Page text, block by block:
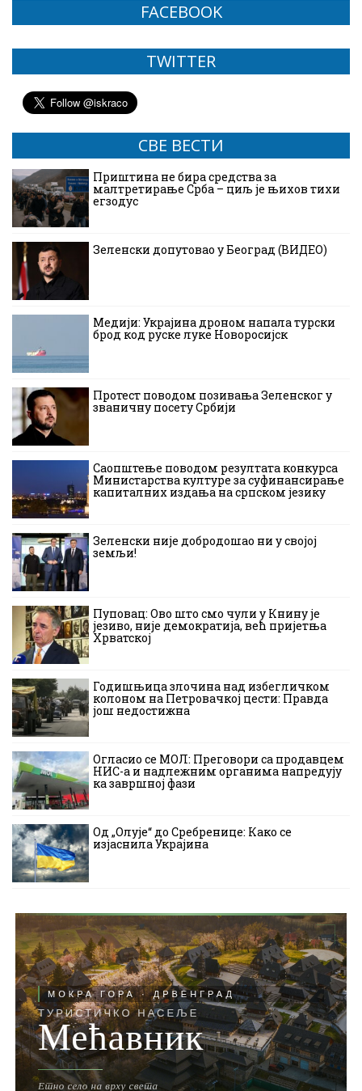
FACEBOOK
TWITTER
СВЕ ВЕСТИ
Приштина не бира средства за
малтретирање Срба – циљ је њихов тихи
егзодус
Зеленски допутовао у Београд (ВИДЕО)
Медији: Украјина дроном напала турски
брод код руске луке Новоросијск
Протест поводом позивања Зеленског у
званичну посету Србији
Саопштење поводом резултата конкурса
Министарства културе за суфинансирање
капиталних издања на српском језику
Зеленски није добродошао ни у својој
земљи!
Пуповац: Ово што смо чули у Книну је
језиво, није демократија, већ пријетња
Хрватској
Годишњица злочина над избегличком
колоном на Петровачкој цести: Правда
још недостижна
Огласио се МОЛ: Преговори са продавцем
НИС-а и надлежним органима напредују
ка завршној фази
Од „Олује“ до Сребренице: Како се
изјаснила Украјина